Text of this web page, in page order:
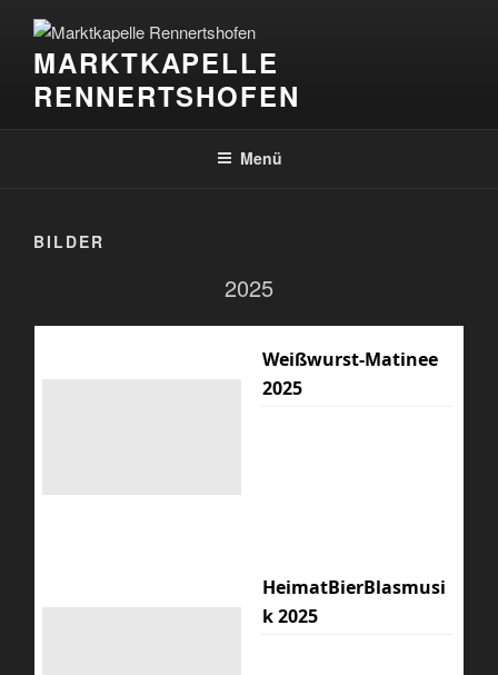
Inhalt
springenMARKTKAPELLE
RENNERTSHOFEN
Menü
BILDER
2025
Weißwurst-Matinee
2025
HeimatBierBlasmusi
k 2025